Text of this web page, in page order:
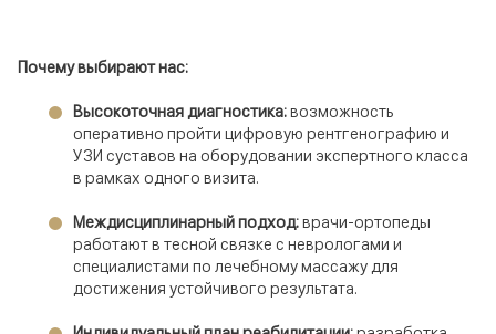
Почему выбирают нас:
Высокоточная диагностика:возможность
оперативно пройти цифровую рентгенографию и
УЗИ суставов на оборудовании экспертного класса
в рамках одного визита.
Междисциплинарный подход:врачи-ортопеды
работают в тесной связке с неврологами и
специалистами по лечебному массажу для
достижения устойчивого результата.